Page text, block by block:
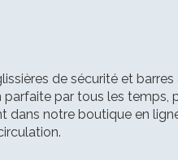
de sécurité et barres
par tous les temps,
notre boutique en